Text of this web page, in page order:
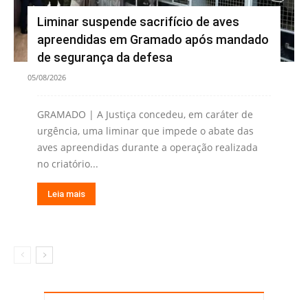
Liminar suspende sacrifício de aves
apreendidas em Gramado após mandado
de segurança da defesa
05/08/2026
GRAMADO | A Justiça concedeu, em caráter de
urgência, uma liminar que impede o abate das
aves apreendidas durante a operação realizada
no criatório...
Leia mais